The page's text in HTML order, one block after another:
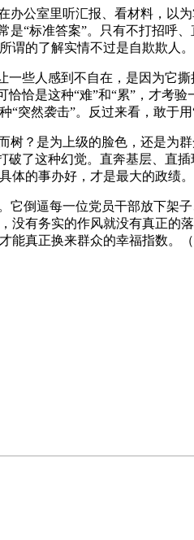
办公室里听汇报、看材料，
“标准答案”。只有不打招
谓的了解实情不过是自欺欺人。
一些人感到不自在，是因为它
恰是这种“难”和“累”，才考
突然袭击”。反过来看，敢于
树？是为上级的脸色，还是
破了这种幻觉。直奔基层、
体的事办好，才是最大的政绩。
它倒逼每一位党员干部放下
有务实的作风就没有真正
能真正换来群众的幸福指数。（